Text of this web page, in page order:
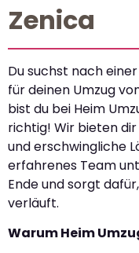
Zenica
Du suchst nach
für deinen Umzug
bist du bei Heim
richtig! Wir bieten
und erschwingliche
erfahrenes Team
Ende und sorgt
verläuft.
Warum Heim